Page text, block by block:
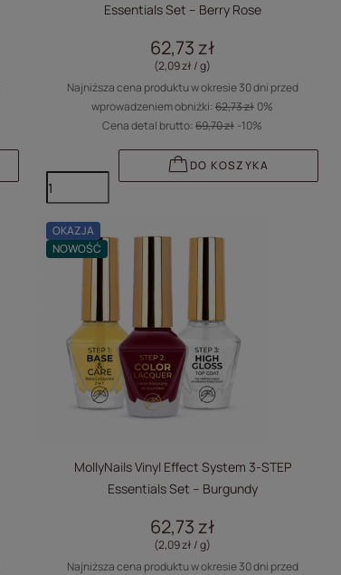
Essentials Set – Berry Rose
62,73 zł
(2,09 zł / g)
Najniższa cena produktu w okresie 30 dni przed
wprowadzeniem obniżki:62,73 zł 0%
Cena detal brutto:69,70 zł -10%
DO KOSZYKA
OKAZJA
NOWOŚĆ
MollyNails Vinyl Effect System 3-STEP
Essentials Set – Burgundy
62,73 zł
(2,09 zł / g)
Najniższa cena produktu w okresie 30 dni przed